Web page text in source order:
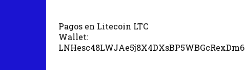
Pagos en Litecoin LTC
Wallet:
LNHesc48LWJAe5j8X4DXsBP5WBGcRexDm6